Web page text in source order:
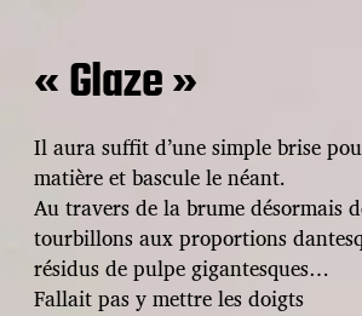
« Glaze »
Il aura suffit d’une simple brise
matière et bascule le néant.
Au travers de la brume désormais
tourbillons aux proportions
résidus de pulpe gigantesques…
Fallait pas y mettre les doigts